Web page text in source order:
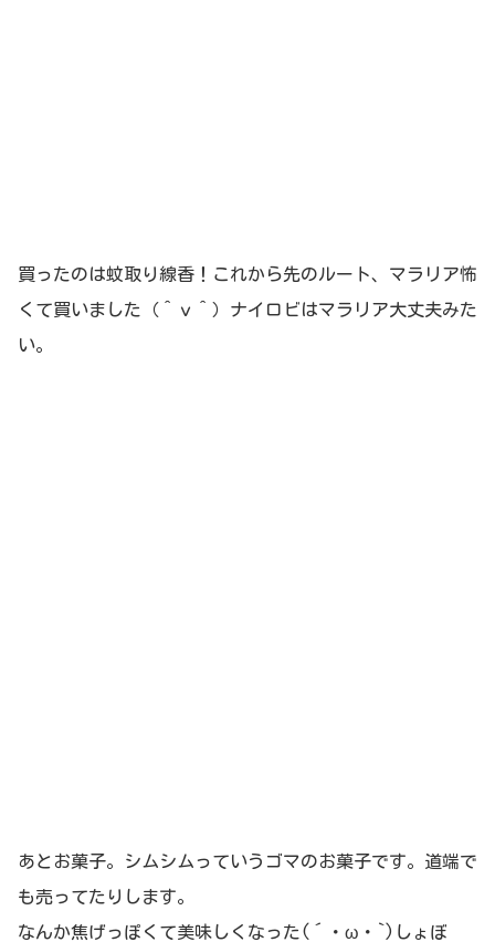
買ったのは蚊取り線香！これから先のルート、マラリア怖
くて買いました（＾ｖ＾）ナイロビはマラリア大丈夫みた
い。
あとお菓子。シムシムっていうゴマのお菓子です。道端で
も売ってたりします。
なんか焦げっぽくて美味しくなった(´・ω・`)しょぼ